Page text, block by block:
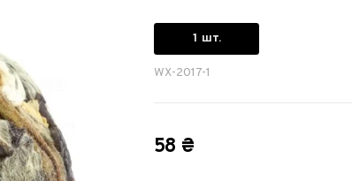
1 шт.
WX-2017-1
58 ₴